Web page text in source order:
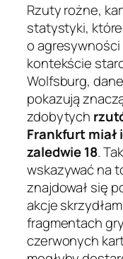
Rzuty rożne,
statystyki,
o agresywności
kontekście
Wolfsburg,
pokazują
zdobytych
Frankfurt miał
zaledwie 18.
wskazywać na
znajdował się
akcje
fragmentach
czerwonych